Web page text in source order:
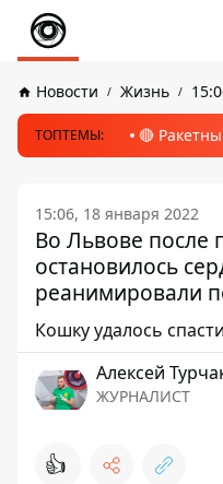
Новости Жизнь
ТОПТЕМЫ: 🔴
15:06, 18 января 2022
Во Львове после
остановилось
реанимировали
Кошку удалось спасти
Алексей
ЖУРНАЛИСТ
👍